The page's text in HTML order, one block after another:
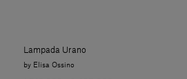
Lampada Urano
by Elisa Ossino